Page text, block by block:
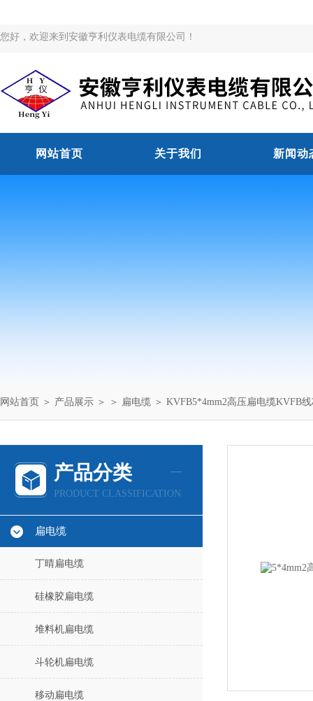
您好，欢迎来到安徽亨利仪表电缆有限公司！
网站首页 关于我们 新闻动
网站首页 ＞ 产品展示 ＞ ＞ 扁电缆 ＞ KVFB5*4mm2高压扁电缆KVFB
产品分类
PRODUCT CLASSIFICATION
扁电缆
丁晴扁电缆
硅橡胶扁电缆
堆料机扁电缆
斗轮机扁电缆
移动扁电缆